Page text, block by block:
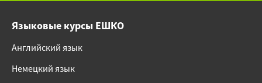
Языковые курсы ЕШКО
Английский язык
Немецкий язык